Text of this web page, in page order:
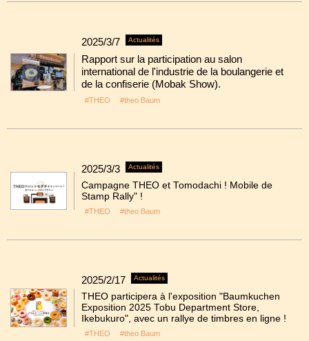
2025/3/7 Actualités
Rapport sur la participation au salon
international de l'industrie de la boulangerie et
de la confiserie (Mobak Show).
#THEO #theo Baum
2025/3/3 Actualités
Campagne THEO et Tomodachi ! Mobile de
Stamp Rally" !
#THEO #theo Baum
2025/2/17 Actualités
THEO participera à l'exposition "Baumkuchen
Exposition 2025 Tobu Department Store,
Ikebukuro", avec un rallye de timbres en ligne !
#THEO #theo Baum